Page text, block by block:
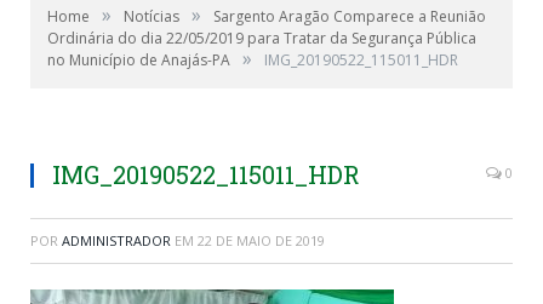
Home » Notícias »
Sargento Aragão Comparece a Reunião
Ordinária do dia 22/05/2019 para Tratar da Segurança Pública
no Município de Anajás-PA » IMG_20190522_115011_HDR
IMG_20190522_115011_HDR 0
POR ADMINISTRADOR EM 22 DE MAIO DE 2019